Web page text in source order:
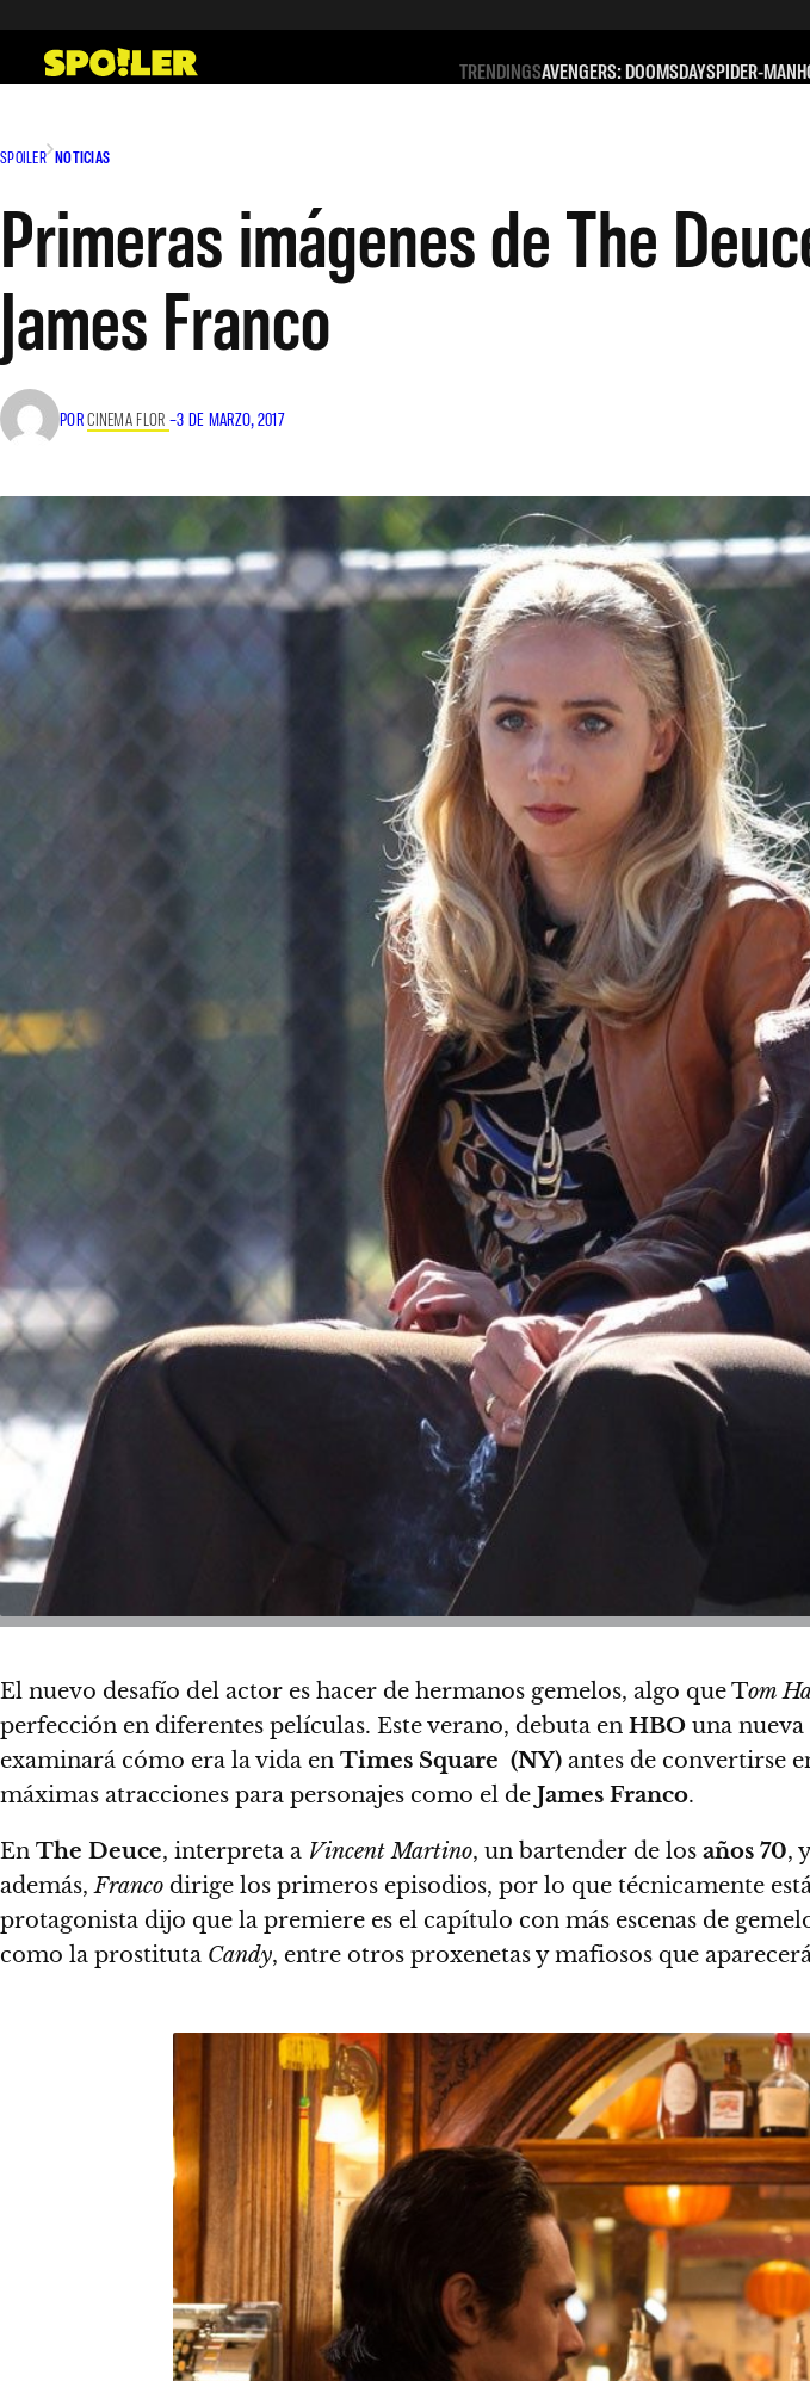
contenido
TRENDINGSAVENGERS: DOOMSDAYSPIDER-MAN
SPOILER NOTICIAS
Primeras imágenes de The
James Franco
PORCINEMA FLOR –3 DE MARZO, 2017
El nuevo desafío del actor es hacer de hermanos gemelos, algo que Tom
perfección en diferentes películas. Este verano, debuta en HBO una nueva
examinará cómo era la vida en Times Square (NY) antes de convertirse
máximas atracciones para personajes como el de James Franco.
En The Deuce, interpreta a Vincent Martino, un bartender de los años 70,
además,Franco dirige los primeros episodios, por lo que técnicamente
protagonista dijo que la premiere es el capítulo con más escenas de
como la prostituta Candy, entre otros proxenetas y mafiosos que